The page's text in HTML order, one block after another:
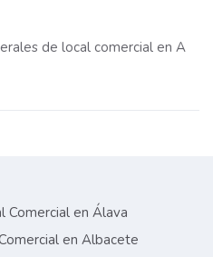
de local comercial en A
Comercial en Álava
en Albacete